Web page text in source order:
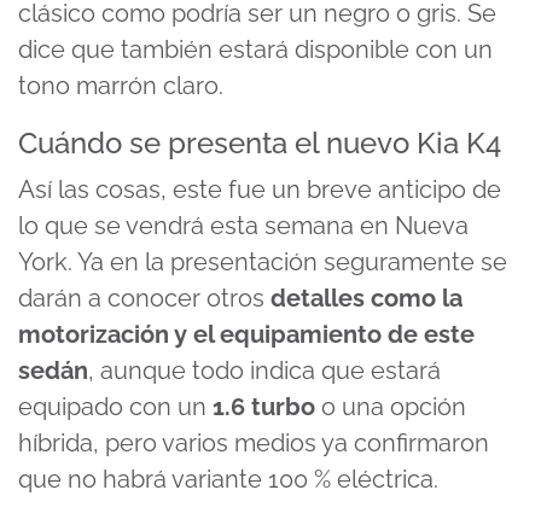
clásico como podría ser un negro o gris. Se
dice que también estará disponible con un
tono marrón claro.
Cuándo se presenta el nuevo Kia K4
Así las cosas, este fue un breve anticipo de
lo que se vendrá esta semana en Nueva
York. Ya en la presentación seguramente se
darán a conocer otros detalles como la
motorización y el equipamiento de este
sedán, aunque todo indica que estará
equipado con un 1.6 turbo o una opción
híbrida, pero varios medios ya confirmaron
que no habrá variante 100 % eléctrica.